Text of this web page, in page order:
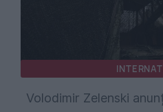
Volodimir Zelenski